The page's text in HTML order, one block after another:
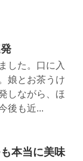
した。口に入
娘とお茶うけ
しながら、ほ
後も近...
本当に美味